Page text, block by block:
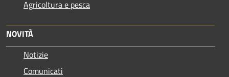
Agricoltura e pesca
NOVITÀ
Notizie
Comunicati